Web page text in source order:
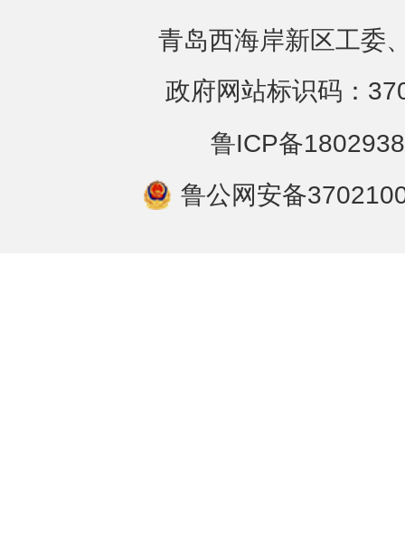
青岛西海岸新区工委
政府网站标识码：
鲁ICP备
鲁公网安备